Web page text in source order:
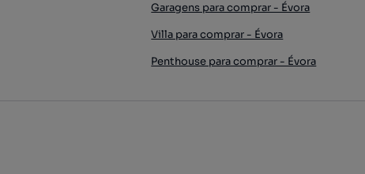
Garagens para comprar - Évora
Villa para comprar - Évora
Penthouse para comprar - Évora